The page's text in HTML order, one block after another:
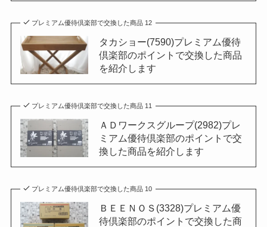
プレミアム優待倶楽部で交換した商品 12
タカショー(7590)プレミアム優待
倶楽部のポイントで交換した商品
を紹介します
プレミアム優待倶楽部で交換した商品 11
ＡＤワークスグループ(2982)プレ
ミアム優待倶楽部のポイントで交
換した商品を紹介します
プレミアム優待倶楽部で交換した商品 10
ＢＥＥＮＯＳ(3328)プレミアム優
待倶楽部のポイントで交換した商